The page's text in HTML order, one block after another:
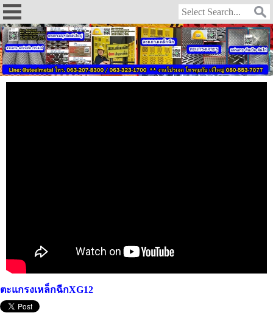
ตะแกรงเหล็กฉีกXG12